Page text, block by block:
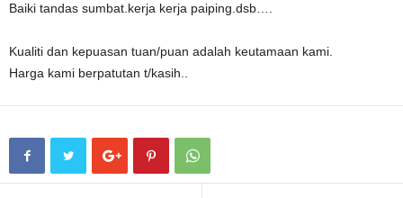
Baiki tandas sumbat.kerja kerja paiping.dsb….
Kualiti dan kepuasan tuan/puan adalah keutamaan kami.
Harga kami berpatutan t/kasih..